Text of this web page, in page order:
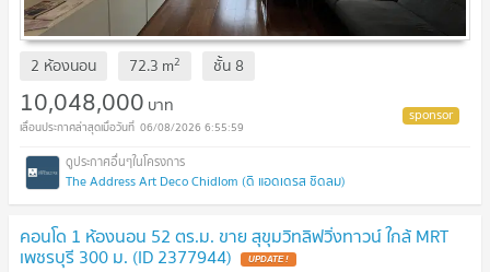
2 ห้องนอน 72.3 m2 ชั้น 8
10,048,000 บาท
06/08/2026 6:55:59
The Address Art Deco Chidlom (ดิ แอดเดรส ชิดลม)
คอนโด 1 ห้องนอน 52 ตร.ม. ขาย สุขุมวิทลิฟวิ่งทาวน์ ใกล้ MRT
เพชรบุรี 300 ม. (ID 2377944)